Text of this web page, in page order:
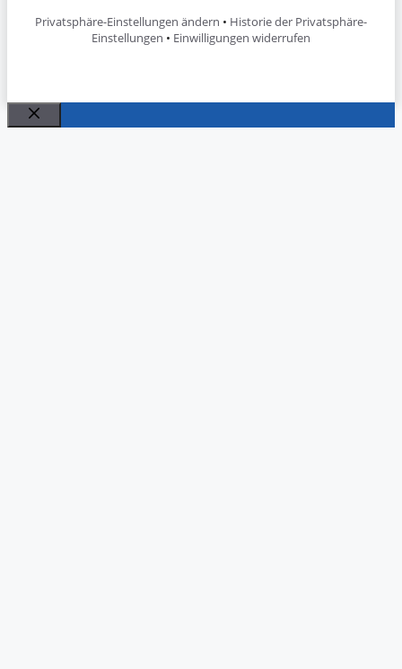
Privatsphäre-Einstellungen ändern • Historie der Privatsphäre-
Einstellungen • Einwilligungen widerrufen
Schließen